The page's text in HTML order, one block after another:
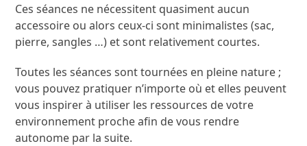
Ces séances ne nécessitent quasiment aucun
accessoire ou alors ceux-ci sont minimalistes (sac,
pierre, sangles …) et sont relativement courtes.
Toutes les séances sont tournées en pleine nature ;
vous pouvez pratiquer n’importe où et elles peuvent
vous inspirer à utiliser les ressources de votre
environnement proche afin de vous rendre
autonome par la suite.